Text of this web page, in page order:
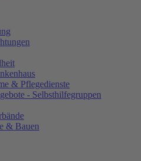
& Pflegedienste
- Selbsthilfegruppen
& Bauen